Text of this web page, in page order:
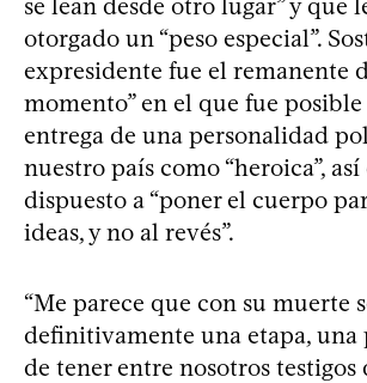
otorgado un “peso especial”.
expresidente fue el remanente
momento” en el que fue
entrega de una personalidad
nuestro país como “heroica”,
dispuesto a “poner el cuerpo
ideas, y no al revés”.
“Me parece que con su muerte
definitivamente una etapa,
de tener entre nosotros testigos